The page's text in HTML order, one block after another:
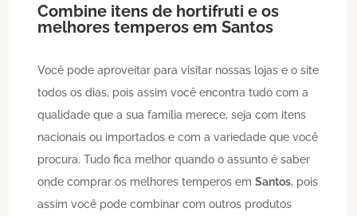
Combine itens de hortifruti e os
melhores temperos emSantos
Você pode aproveitar para visitar nossas lojas e o site
todos os dias, pois assim você encontra tudo com a
qualidade que a sua família merece, seja com itens
nacionais ou importados e com a variedade que você
procura. Tudo fica melhor quando o assunto é saber
onde comprar os melhores temperos emSantos, pois
assim você pode combinar com outros produtos